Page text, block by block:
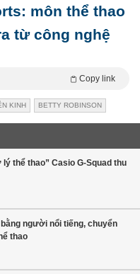
môn thể thao
từ công nghệ
Copy link
KINH BETTY ROBINSON
thể thao” Casio G-Squad thu
người nổi tiếng, chuyển
thao